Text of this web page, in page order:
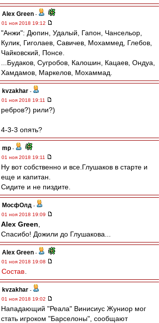
Alex Green -
01 ноя 2018 19:12
"Анжи": Дюпин, Удалый, Гапон, Чансельор,
Кулик, Гиголаев, Савичев, Мохаммед, Глебов,
Чайковский, Понсе.
...Будаков, Сугробов, Калошин, Кацаев, Ондуа,
Хамдамов, Маркелов, Мохаммад.
kvzakhar -
01 ноя 2018 19:11
ребров?) рили?)
4-3-3 опять?
mp -
01 ноя 2018 19:11
Ну вот собственно и все.Глушаков в старте и
еще и капитан.
Сидите и не пиздите.
МосфОлд -
01 ноя 2018 19:09
Alex Green
Спасибо! Дожили до Глушакова...
Alex Green -
01 ноя 2018 19:08
Состав
kvzakhar -
01 ноя 2018 19:02
Нападающий "Реала" Винисиус Жуниор мог
стать игроком "Барселоны", сообщают